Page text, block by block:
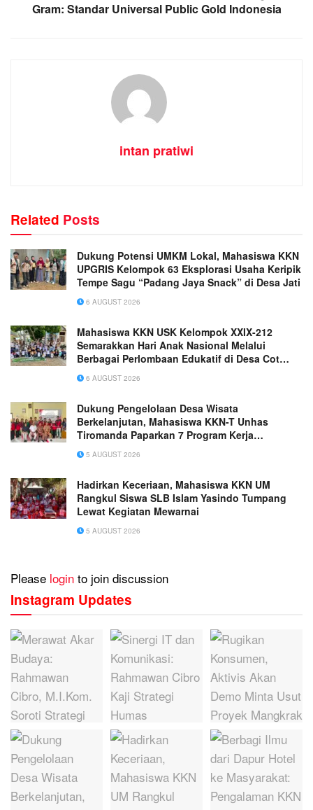
Gram: Standar Universal Public Gold Indonesia
intan pratiwi
Related Posts
Dukung Potensi UMKM Lokal, Mahasiswa KKN
UPGRIS Kelompok 63 Eksplorasi Usaha Keripik
Tempe Sagu “Padang Jaya Snack” di Desa Jati
6 AUGUST 2026
Mahasiswa KKN USK Kelompok XXIX-212
Semarakkan Hari Anak Nasional Melalui
Berbagai Perlombaan Edukatif di Desa Cot
Rabo Tunong
6 AUGUST 2026
Dukung Pengelolaan Desa Wisata
Berkelanjutan, Mahasiswa KKN-T Unhas
Tiromanda Paparkan 7 Program Kerja
Unggulan
5 AUGUST 2026
Hadirkan Keceriaan, Mahasiswa KKN UM
Rangkul Siswa SLB Islam Yasindo Tumpang
Lewat Kegiatan Mewarnai
5 AUGUST 2026
Please login to join discussion
Instagram Updates